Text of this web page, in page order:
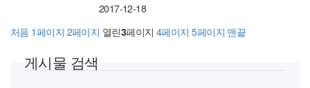
2017-12-18
처음 1페이지 2페이지 열린3페이지 4페이지 5페이지 맨끝
게시물 검색